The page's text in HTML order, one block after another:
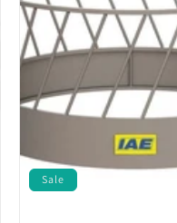
Sale